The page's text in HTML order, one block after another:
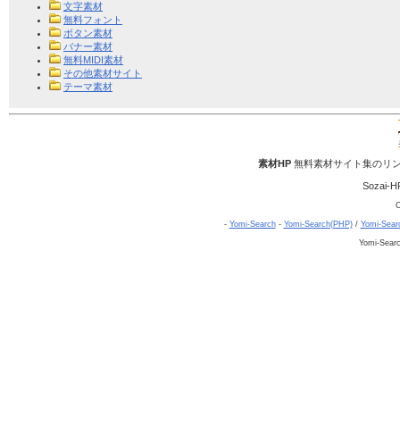
文字素材
無料フォント
ボタン素材
バナー素材
無料MIDI素材
その他素材サイト
テーマ素材
素材HP無料素材サイト集のリ
Sozai-
- Yomi-Search- Yomi-Search(PHP)/ Yomi-
Yomi-